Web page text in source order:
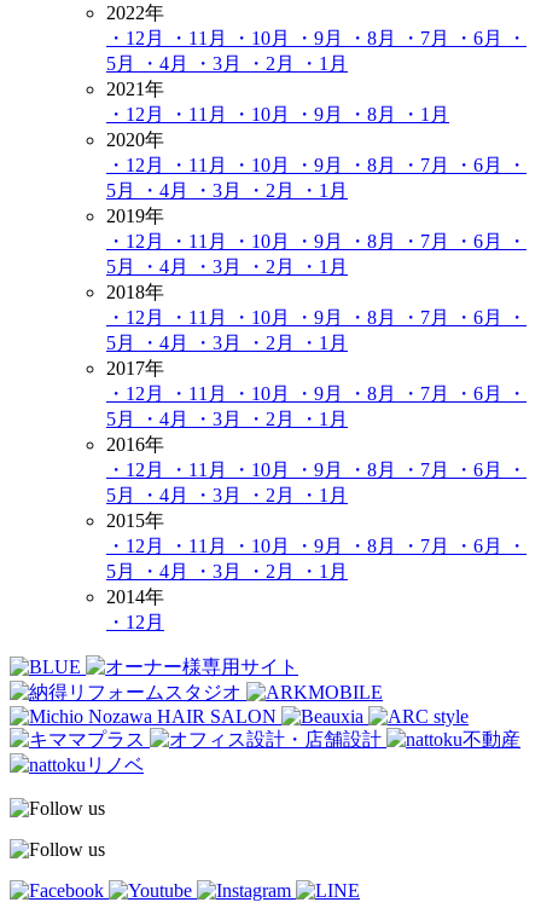
2022年
・12月
・11月 ・10月 ・9月 ・8月 ・7月 ・6月
・
5月
・4月 ・3月 ・2月
・1月
2021年
・12月
・11月 ・10月 ・9月 ・8月
・1月
2020年
・12月
・11月 ・10月 ・9月 ・8月 ・7月 ・6月
・
5月
・4月 ・3月 ・2月
・1月
2019年
・12月
・11月 ・10月 ・9月 ・8月 ・7月 ・6月
・
5月
・4月 ・3月 ・2月
・1月
2018年
・12月
・11月 ・10月 ・9月 ・8月 ・7月 ・6月
・
5月
・4月 ・3月 ・2月
・1月
2017年
・12月
・11月 ・10月 ・9月 ・8月 ・7月 ・6月
・
5月
・4月 ・3月 ・2月
・1月
2016年
・12月
・11月 ・10月 ・9月 ・8月 ・7月 ・6月
・
5月
・4月 ・3月 ・2月
・1月
2015年
・12月
・11月 ・10月 ・9月 ・8月 ・7月 ・6月
・
5月
・4月 ・3月 ・2月
・1月
2014年
・12月